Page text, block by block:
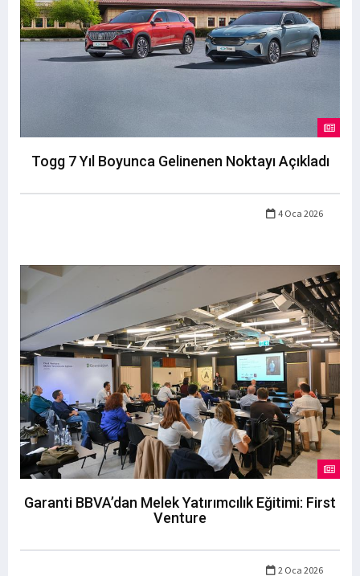
Togg 7 Yıl Boyunca Gelinenen Noktayı Açıkladı
4 Oca 2026
Garanti BBVA’dan Melek Yatırımcılık Eğitimi: First
Venture
2 Oca 2026